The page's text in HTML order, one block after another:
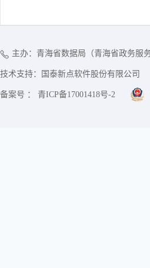
主办：青海省数据局（青海省政务服
技术支持：国泰新点软件股份有限公司
备案号 ： 青ICP备17001418号-2